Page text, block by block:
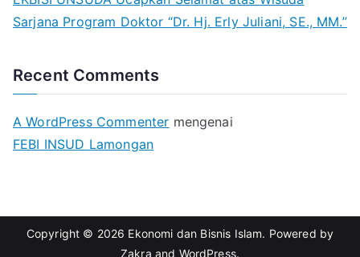
Sarjana Program Doktor “Dr. Hj. Erly Juliani, SE., MM.”
Recent Comments
A WordPress Commenter mengenai
FEBI INSUD Lamongan
Copyright © 2026 Ekonomi dan Bisnis Islam. Powered by
Zakra and WordPress.